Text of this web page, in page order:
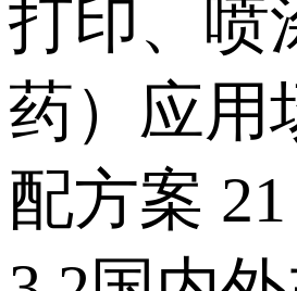
打印、喷
药）应用
配方案 21